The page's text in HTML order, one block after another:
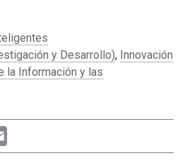
y Desarrollo), Innovación
la Información y las
Email